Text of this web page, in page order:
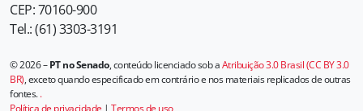
CEP: 70160-900
Tel.: (61) 3303-3191
© 2026 –PT no Senado, conteúdo licenciado sob aAtribuição 3.0 Brasil (CC BY 3.0
BR), exceto quando especificado em contrário e nos materiais replicados de outras
fontes..
Política de privacidade | Termos de uso